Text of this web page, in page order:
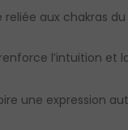
reliée aux chakras
l’intuition et
une expression